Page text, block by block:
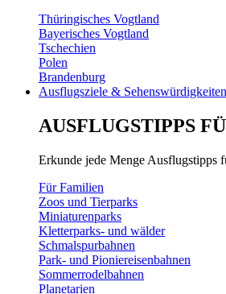
Thüringisches Vogtland
Bayerisches Vogtland
Tschechien
Polen
Brandenburg
Ausflugsziele & Sehenswürdigkeiten
AUSFLUGSTIPPS
Erkunde jede Menge Ausflugstipps
Für Familien
Zoos und Tierparks
Miniaturenparks
Kletterparks- und wälder
Schmalspurbahnen
Park- und Pioniereisenbahnen
Sommerrodelbahnen
Planetarien